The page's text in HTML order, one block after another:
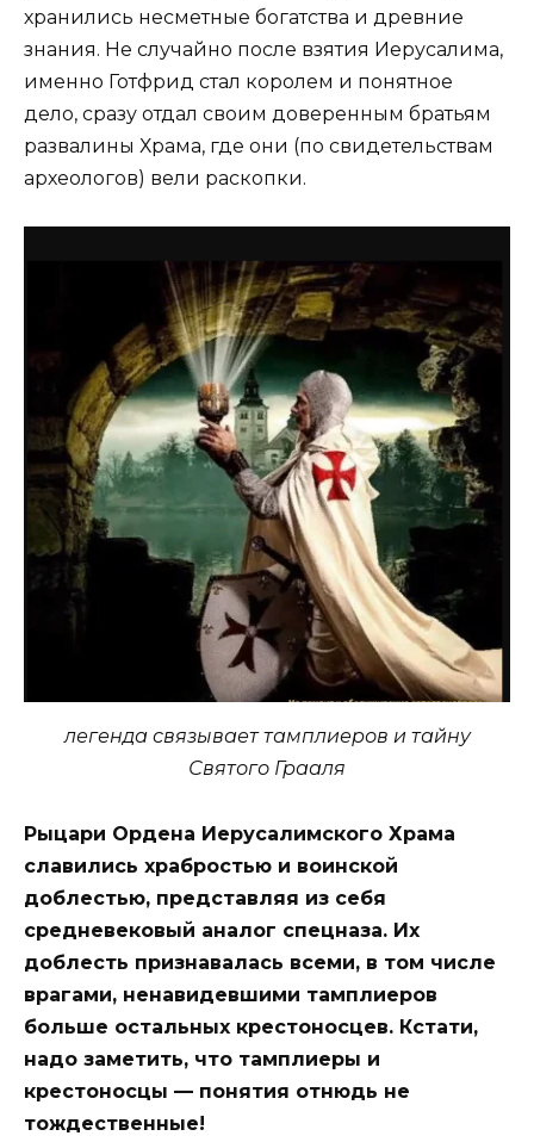
хранились несметные богатства и древние
знания. Не случайно после взятия Иерусалима,
именно Готфрид стал королем и понятное
дело, сразу отдал своим доверенным братьям
развалины Храма, где они (по свидетельствам
археологов) вели раскопки.
легенда связывает тамплиеров и тайну
Святого Грааля
Рыцари Ордена Иерусалимского Храма
славились храбростью и воинской
доблестью, представляя из себя
средневековый аналог спецназа. Их
доблесть признавалась всеми, в том числе
врагами, ненавидевшими тамплиеров
больше остальных крестоносцев. Кстати,
надо заметить, что тамплиеры и
крестоносцы — понятия отнюдь не
тождественные!